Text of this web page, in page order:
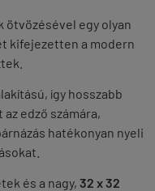
ötvözésével egy olyan
kifejezetten a modern
így hosszabb
edző számára,
hatékonyan nyeli
és a nagy, 32 x 32